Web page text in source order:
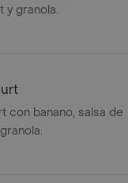
y granola.
con banano, salsa de